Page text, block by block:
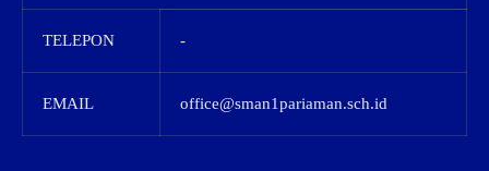
TELEPON -
EMAIL office@sman1pariaman.sch.id